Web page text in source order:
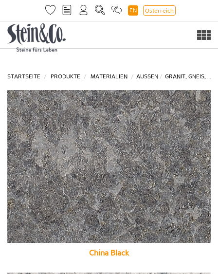
EN Österreich
STARTSEITE PRODUKTE MATERIALIEN AUSSEN GRANIT, GNEIS, …
China Black